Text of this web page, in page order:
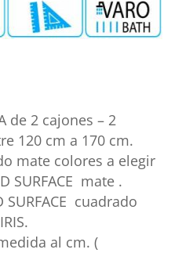
de 2 cajones – 2
120 cm a 170 cm.
mate colores a elegir
SURFACE mate .
cuadrado
al cm. (